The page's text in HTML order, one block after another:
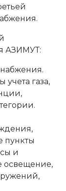
АЗИМУТ:
газа,
пункты
и
освещение,